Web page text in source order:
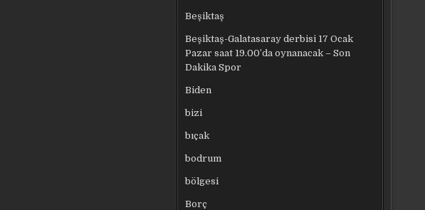
Beşiktaş
Beşiktaş-Galatasaray derbisi 17 Ocak
Pazar saat 19.00’da oynanacak – Son
Dakika Spor
Biden
bizi
bıçak
bodrum
bölgesi
Borç